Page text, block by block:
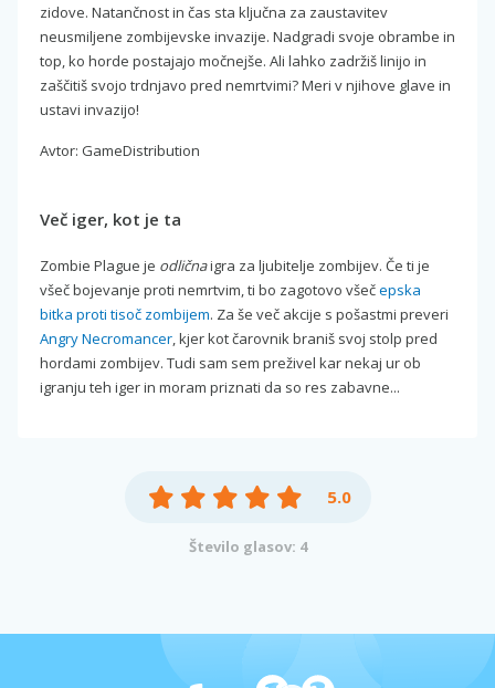
zidove. Natančnost in čas sta ključna za zaustavitev
neusmiljene zombijevske invazije. Nadgradi svoje obrambe in
top, ko horde postajajo močnejše. Ali lahko zadržiš linijo in
zaščitiš svojo trdnjavo pred nemrtvimi? Meri v njihove glave in
ustavi invazijo!
Avtor: GameDistribution
Več iger, kot je ta
Zombie Plague je odličnaigra za ljubitelje zombijev. Če ti je
všeč bojevanje proti nemrtvim, ti bo zagotovo všečepska
bitka proti tisoč zombijem. Za še več akcije s pošastmi preveri
Angry Necromancer, kjer kot čarovnik braniš svoj stolp pred
hordami zombijev. Tudi sam sem preživel kar nekaj ur ob
igranju teh iger in moram priznati da so res zabavne...
5.0
Število glasov: 4